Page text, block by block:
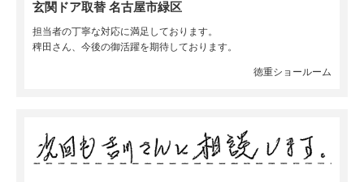
玄関ドア取替 名古屋市緑区
担当者の丁寧な対応に満足しております。
稗田さん、今後の御活躍を期待しております。
徳重ショールーム